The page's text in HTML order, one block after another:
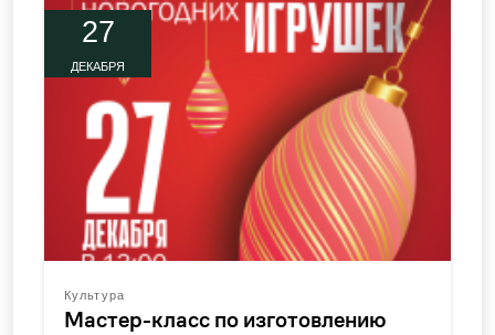
27
ДЕКАБРЯ
Культура
Мастер-класс по изготовлению